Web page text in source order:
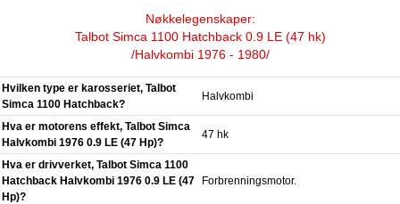
Nøkkelegenskaper:
Talbot Simca 1100 Hatchback 0.9 LE (47 hk)
/Halvkombi 1976 - 1980/
Hvilken type er karosseriet, Talbot
Simca 1100 Hatchback?
Halvkombi
Hva er motorens effekt, Talbot Simca
Halvkombi 1976 0.9 LE (47 Hp)?
47 hk
Hva er drivverket, Talbot Simca 1100
Hatchback Halvkombi 1976 0.9 LE (47
Hp)?
Forbrenningsmotor.